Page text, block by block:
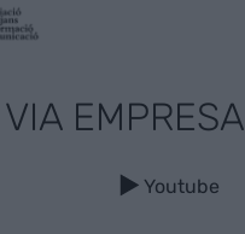
EMPRESA
Youtube